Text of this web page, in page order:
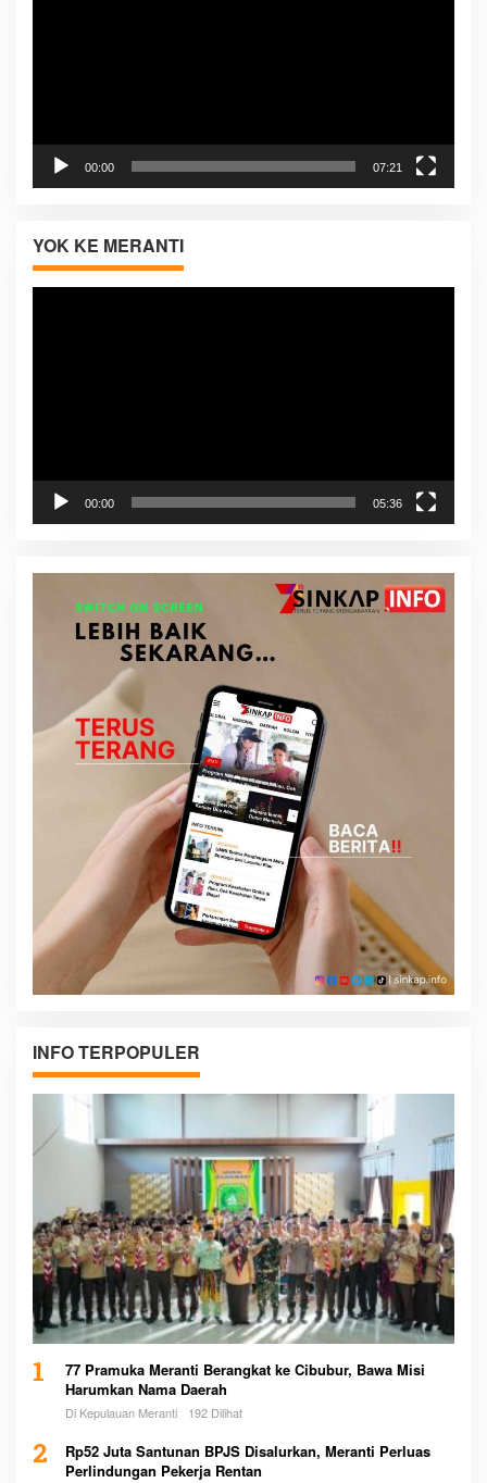
00:00 07:21
YOK KE MERANTI
Pemutar
00:00 05:36
INFO TERPOPULER
1
77 Pramuka Meranti Berangkat ke Cibubur, Bawa Misi
Harumkan Nama Daerah
Di Kepulauan Meranti 192 Dilihat
2
Rp52 Juta Santunan BPJS Disalurkan, Meranti Perluas
Perlindungan Pekerja Rentan